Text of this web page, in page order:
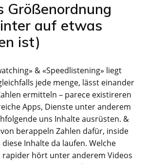
Größenordnung
auf etwas
ist)
& «Speedlistening» liegt
jede menge, lässt einander
ermitteln – parece existireren
Apps, Dienste unter anderem
uns Inhalte ausrüsten. &
berappeln Zahlen dafür, inside
Inhalte da laufen. Welche
rapider hört unter anderem Videos